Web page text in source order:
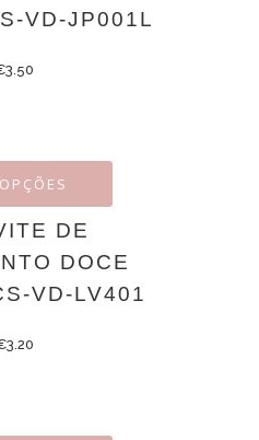
VD-JP001L
3.50
DE
DOCE
VD-LV401
3.20